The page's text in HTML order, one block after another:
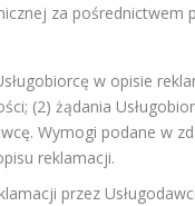
za pośrednictwem
w opisie
(2) żądania
Wymogi podane w
reklamacji.
przez